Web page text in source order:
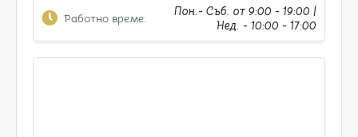
Работно време:
Пон.- Съб. от 9:00 - 19:00 |
Нед. - 10:00 - 17:00